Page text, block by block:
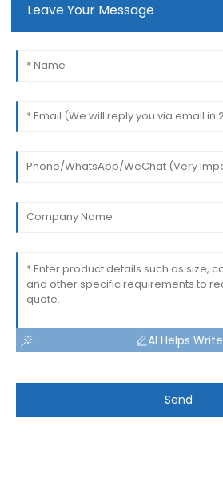
Leave Your Message
AI Helps Write
Send